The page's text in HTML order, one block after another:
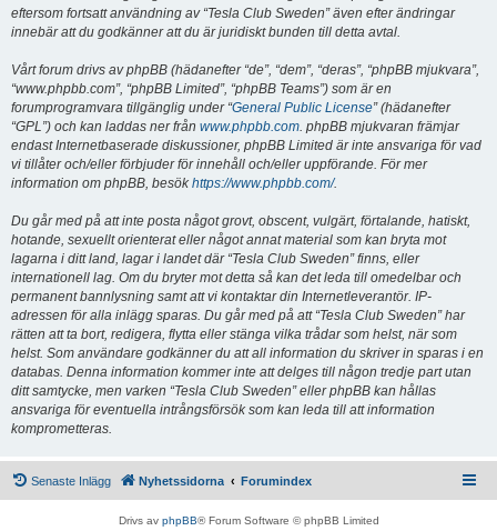
eftersom fortsatt användning av “Tesla Club Sweden” även efter ändringar
innebär att du godkänner att du är juridiskt bunden till detta avtal.
Vårt forum drivs av phpBB (hädanefter “de”, “dem”, “deras”, “phpBB mjukvara”,
“www.phpbb.com”, “phpBB Limited”, “phpBB Teams”) som är en
forumprogramvara tillgänglig under “General Public License” (hädanefter
“GPL”) och kan laddas ner från www.phpbb.com. phpBB mjukvaran främjar
endast Internetbaserade diskussioner, phpBB Limited är inte ansvariga för vad
vi tillåter och/eller förbjuder för innehåll och/eller uppförande. För mer
information om phpBB, besökhttps://www.phpbb.com/.
Du går med på att inte posta något grovt, obscent, vulgärt, förtalande, hatiskt,
hotande, sexuellt orienterat eller något annat material som kan bryta mot
lagarna i ditt land, lagar i landet där “Tesla Club Sweden” finns, eller
internationell lag. Om du bryter mot detta så kan det leda till omedelbar och
permanent bannlysning samt att vi kontaktar din Internetleverantör. IP-
adressen för alla inlägg sparas. Du går med på att “Tesla Club Sweden” har
rätten att ta bort, redigera, flytta eller stänga vilka trådar som helst, när som
helst. Som användare godkänner du att all information du skriver in sparas i en
databas. Denna information kommer inte att delges till någon tredje part utan
ditt samtycke, men varken “Tesla Club Sweden” eller phpBB kan hållas
ansvariga för eventuella intrångsförsök som kan leda till att information
komprometteras.
Senaste Inlägg Nyhetssidorna Forumindex
Drivs av phpBB® Forum Software © phpBB Limited